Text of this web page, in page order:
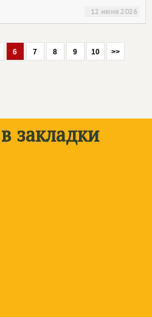
12 июня 2026
6 7 8 9 10 >>
закладки